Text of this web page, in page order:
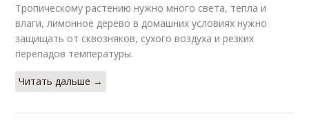
Тропическому растению нужно много света, тепла и
влаги, лимонное дерево в домашних условиях нужно
защищать от сквозняков, сухого воздуха и резких
перепадов температуры.
Читать дальше →